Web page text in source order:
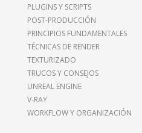
PLUGINS Y SCRIPTS
POST-PRODUCCIÓN
PRINCIPIOS FUNDAMENTALES
TÉCNICAS DE RENDER
TEXTURIZADO
TRUCOS Y CONSEJOS
UNREAL ENGINE
V-RAY
WORKFLOW Y ORGANIZACIÓN